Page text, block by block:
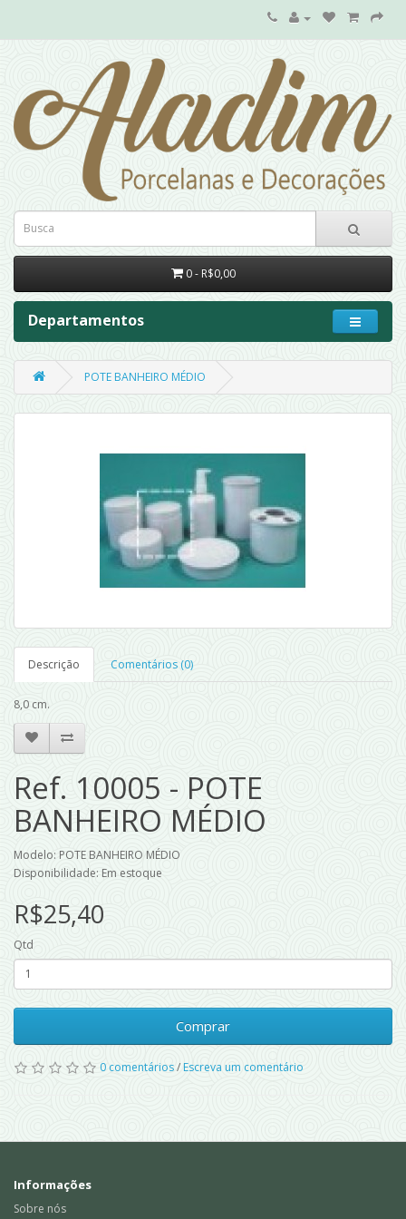
0 - R$0,00
Departamentos
POTE BANHEIRO MÉDIO
Descrição Comentários (0)
8,0 cm.
Ref. 10005 - POTE
BANHEIRO MÉDIO
Modelo: POTE BANHEIRO MÉDIO
Disponibilidade: Em estoque
R$25,40
Qtd
Comprar
0 comentários/Escreva um comentário
Informações
Sobre nós